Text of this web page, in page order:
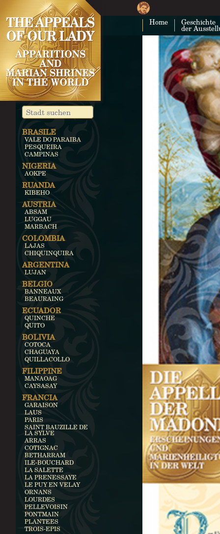
Home Geschichte
der
BRASILE
VALE DO PARAIBA
PESQUEIRA
CAMPINAS
NIGERIA
AOKPE
RUANDA
KIBEHO
AUSTRIA
ABSAM
LUGGAU
MARBACH
COLOMBIA
LAJAS
CHIQUINQUIRA
ARGENTINA
LUJAN
BELGIO
BANNEAUX
BEAURAING
ECUADOR
QUINCHE
QUITO
BOLIVIA
COTOCA
CHAGUAYA
QUILLACOLLO
FILIPPINE
MANAOAG
CAYSASAY
FRANCIA
GARAISON
LAUS
PARIS
SAINT BAUZILLE DE
LA SYLVE
ARRAS
COTIGNAC
BETHARRAM
ILE-BOUCHARD
LA SALETTE
LA PRENESSAYE
LE PUY EN VELAY
ORNANS
LOURDES
PELLEVOISIN
PONTMAIN
PLANTEES
TROIS-EPIS